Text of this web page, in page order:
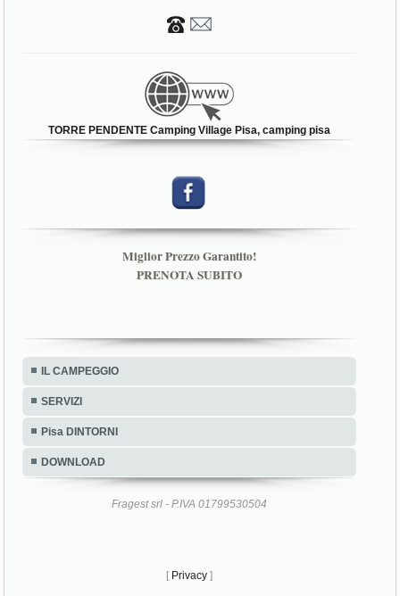
TORRE PENDENTE Camping Village Pisa, camping pisa
Miglior Prezzo Garantito!
PRENOTA SUBITO
IL CAMPEGGIO
SERVIZI
Pisa DINTORNI
DOWNLOAD
Fragest srl - P.IVA 01799530504
[ Privacy ]